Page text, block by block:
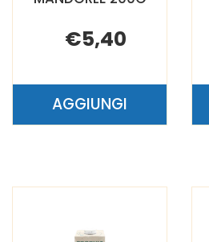
€5,40
AGGIUNGIAGGIUNGI